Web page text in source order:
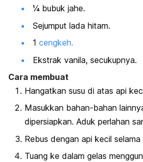
¼ bubuk jahe.
Sejumput lada hitam.
1 cengkeh.
Ekstrak vanila, secukupnya.
Cara membuat
Hangatkan susu di atas api
Masukkan bahan-bahan
dipersiapkan. Aduk perlahan
Rebus dengan api kecil
Tuang ke dalam gelas